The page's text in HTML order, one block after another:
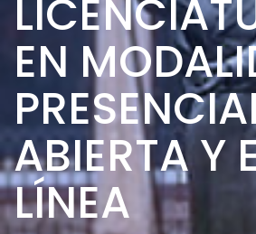
EN
ABIERTA Y
LÍNEA